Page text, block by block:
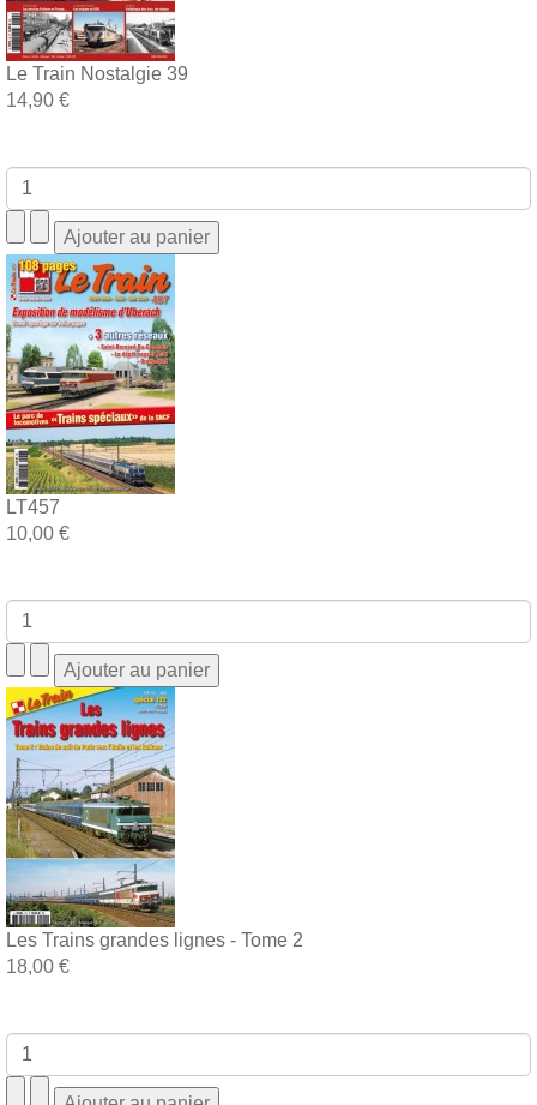
Le Train Nostalgie 39
14,90 €
LT457
10,00 €
Les Trains grandes lignes - Tome 2
18,00 €